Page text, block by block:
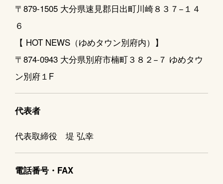
〒879-1505 大分県速見郡日出町川崎８３７−１４
６
【 HOT NEWS（ゆめタウン別府内）】
〒874-0943 大分県別府市楠町３８２−７ ゆめタウ
ン別府１F
代表者
代表取締役 堤 弘幸
電話番号・FAX